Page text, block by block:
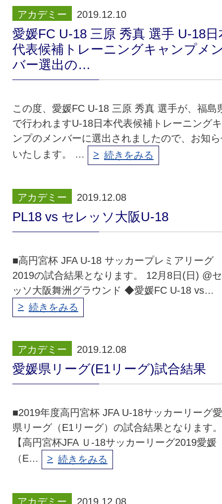
アカデミー 2019.12.10
愛媛FC U-18 三原 秀真 選手 U-18日
代表候補トレーニングキャンプメ
バー選出の…
この度、愛媛FC U-18 三原 秀真 選手が、福島
で行われますU-18日本代表候補トレーニング
ンプのメンバーに選出されましたので、お知
いたします。 …
続きをみる
アカデミー 2019.12.08
PL18 vs セレッソ大阪U-18
■高円宮杯 JFA U-18 サッカープレミアリーグ
2019の試合結果となります。 12月8日(日) @
ッソ大阪舞洲グラウンド ◆愛媛FC U-18 vs…
続きをみる
アカデミー 2019.12.08
愛媛県リーグ(E1リーグ)試合結果
■2019年度高円宮杯 JFA U-18サッカーリーグ
県リーグ（E1リーグ）の試合結果となります。
【高円宮杯JFA Ｕ-18サッカーリーグ2019愛媛
（E…
続きをみる
アカデミー 2019.12.08